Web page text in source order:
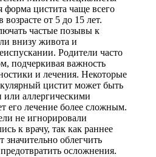
форма цистита чаще всего
возрасте от 5 до 15 лет.
частые позывы к
внизу живота и
Родители часто
подчеркивая важность
и лечения. Некоторые
цистит может быть
или аллергическими
его лечение более сложным.
не игнорировали
к врачу, так как раннее
значительно облегчить
осложнения.